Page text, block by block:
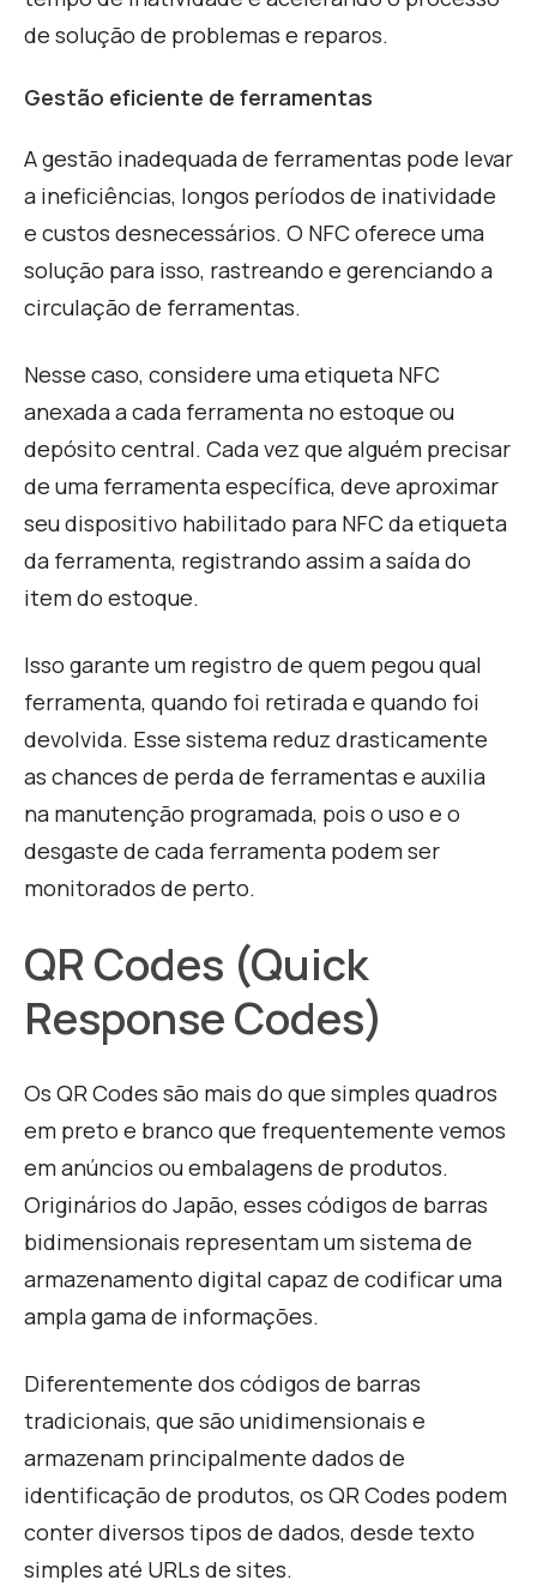
de solução de problemas e reparos.
Gestão eficiente de ferramentas
A gestão inadequada de ferramentas pode levar
a ineficiências, longos períodos de inatividade
e custos desnecessários. O NFC oferece uma
solução para isso, rastreando e gerenciando a
circulação de ferramentas.
Nesse caso, considere uma etiqueta NFC
anexada a cada ferramenta no estoque ou
depósito central. Cada vez que alguém precisar
de uma ferramenta específica, deve aproximar
seu dispositivo habilitado para NFC da etiqueta
da ferramenta, registrando assim a saída do
item do estoque.
Isso garante um registro de quem pegou qual
ferramenta, quando foi retirada e quando foi
devolvida. Esse sistema reduz drasticamente
as chances de perda de ferramentas e auxilia
na manutenção programada, pois o uso e o
desgaste de cada ferramenta podem ser
monitorados de perto.
QR Codes (Quick
Response Codes)
Os QR Codes são mais do que simples quadros
em preto e branco que frequentemente vemos
em anúncios ou embalagens de produtos.
Originários do Japão, esses códigos de barras
bidimensionais representam um sistema de
armazenamento digital capaz de codificar uma
ampla gama de informações.
Diferentemente dos códigos de barras
tradicionais, que são unidimensionais e
armazenam principalmente dados de
identificação de produtos, os QR Codes podem
conter diversos tipos de dados, desde texto
simples até URLs de sites.